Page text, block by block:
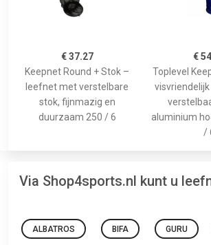
€ 37.27
Keepnet Round + Stok –
leefnet met verstelbare
stok, fijnmazig en
duurzaam 250 / 6
€
Toplevel
aluminium
/
Via Shop4sports.nl kunt u
ALBATROS BIFA GURU